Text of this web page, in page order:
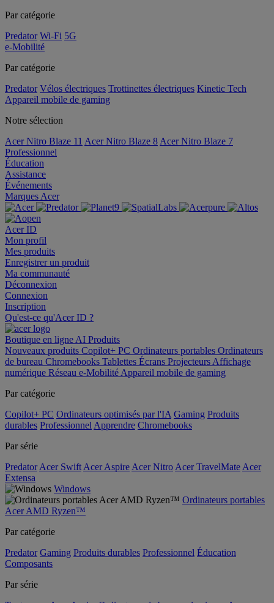
Par catégorie
Predator Wi-Fi 5G
e-Mobilité
Par catégorie
Predator Vélos électriques Trottinettes électriques Kinetic Tech
Appareil mobile de gaming
Notre sélection
Acer Nitro Blaze 11 Acer Nitro Blaze 8 Acer Nitro Blaze 7
Professionnel
Éducation
Assistance
Événements
Marques Acer
Acer ID
Mon profil
Mes produits
Enregistrer un produit
Ma communauté
Déconnexion
Connexion
Inscription
Qu'est-ce qu'Acer ID ?
Boutique en ligne AI Produits
Nouveaux produits Copilot+ PC Ordinateurs portables Ordinateurs
de bureau Chromebooks Tablettes Écrans Projecteurs Affichage
numérique Réseau e-Mobilité Appareil mobile de gaming
Par catégorie
Copilot+ PC Ordinateurs optimisés par l'IA Gaming Produits
durables Professionnel Apprendre Chromebooks
Par série
Predator Acer Swift Acer Aspire Acer Nitro Acer TravelMate Acer
Extensa
Windows
Ordinateurs portables
Acer AMD Ryzen™
Par catégorie
Predator Gaming Produits durables Professionnel Éducation
Composants
Par série